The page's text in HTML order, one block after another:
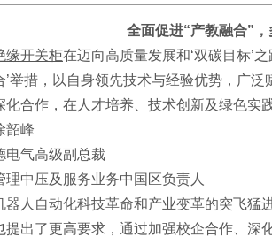
全面促进“产教融合”
缘开关柜在迈向高质量发展和‘双碳目标’
’举措，以自身领先技术与经验优势，广
化合作，在人才培养、技术创新及绿色实
峰
电气高级副总裁
理中压及服务业务中国区负责人
器人自动化科技革命和产业变革的突飞猛
提出了更高要求，通过加强校企合作、深